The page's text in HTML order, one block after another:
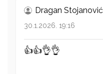
Dragan Stojanović
30.1.2026. 19:16
👍👍👌👌